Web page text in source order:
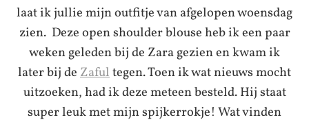
laat ik jullie mijn outfitje van afgelopen woensdag
zien. Deze open shoulder blouse heb ik een paar
weken geleden bij de Zara gezien en kwam ik
later bij deZafultegen. Toen ik wat nieuws mocht
uitzoeken, had ik deze meteen besteld. Hij staat
super leuk met mijn spijkerrokje! Wat vinden